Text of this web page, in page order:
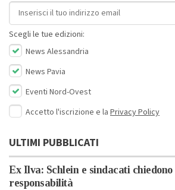
Indirizzo email
Scegli le tue edizioni:
News Alessandria
News Pavia
Eventi Nord-Ovest
Accetto l'iscrizione e la Privacy Policy
ULTIMI PUBBLICATI
Ex Ilva: Schlein e sindacati
responsabilità